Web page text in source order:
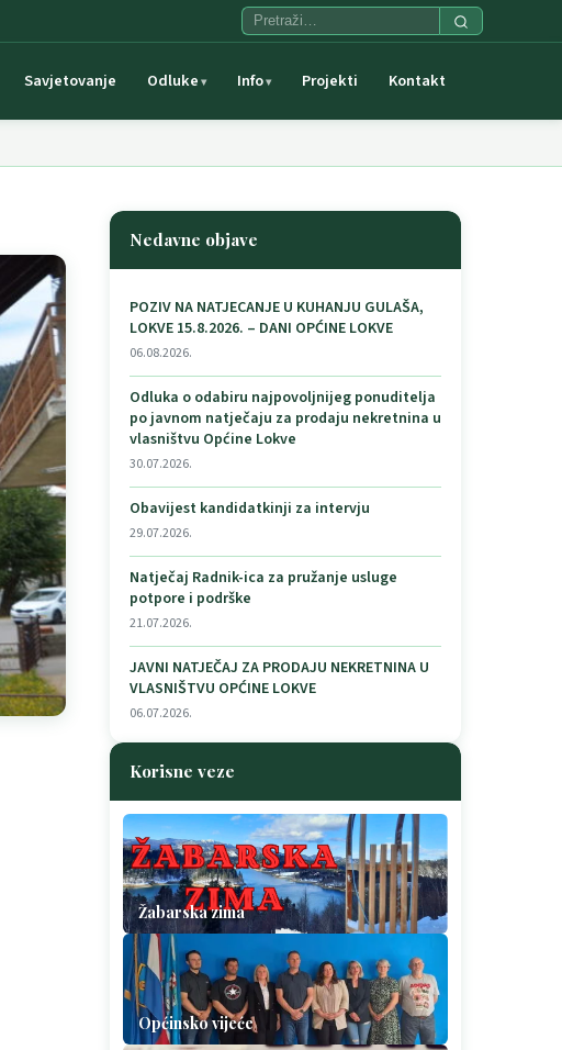
Savjetovanje Odluke Info Projekti Kontakt
Nedavne objave
POZIV NA NATJECANJE U KUHANJU GULAŠA,
LOKVE 15.8.2026. – DANI OPĆINE LOKVE
06.08.2026.
Odluka o odabiru najpovoljnijeg ponuditelja
po javnom natječaju za prodaju nekretnina u
vlasništvu Općine Lokve
30.07.2026.
Obavijest kandidatkinji za intervju
29.07.2026.
Natječaj Radnik-ica za pružanje usluge
potpore i podrške
21.07.2026.
JAVNI NATJEČAJ ZA PRODAJU NEKRETNINA U
VLASNIŠTVU OPĆINE LOKVE
06.07.2026.
Korisne veze
Žabarska zima
Općinsko vijeće